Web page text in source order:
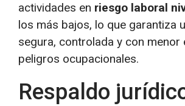
actividades en riesgo laboral
los más bajos, lo que garantiza
segura, controlada y con menor
peligros ocupacionales.
Respaldo